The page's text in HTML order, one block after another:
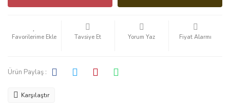
Tavsiye Et Yorum Yaz Fiyat Alarmı
Ürün Paylaş :
Karşılaştır